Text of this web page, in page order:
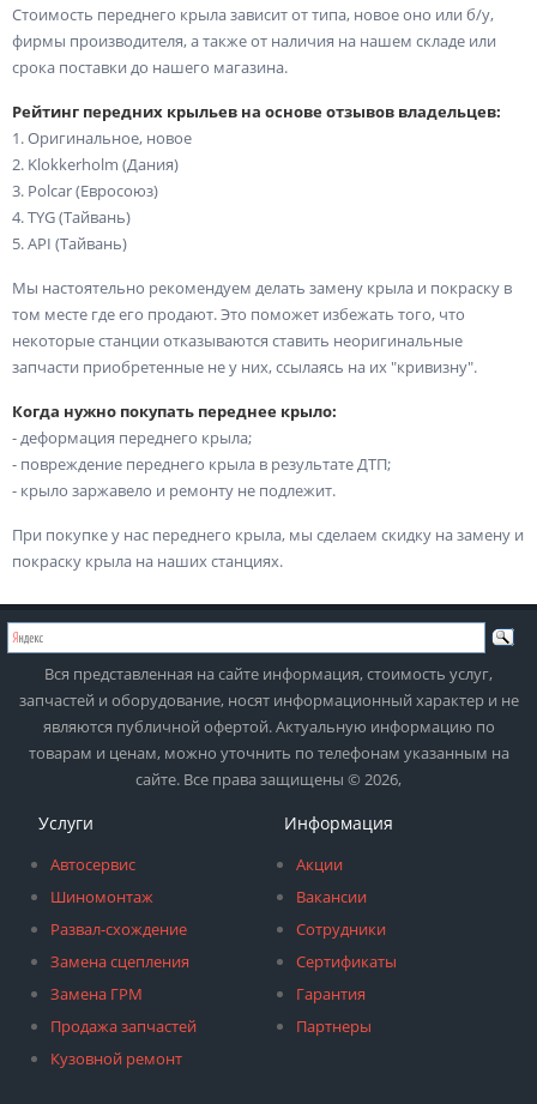
Стоимость переднего крыла зависит от типа, новое оно или б/у,
фирмы производителя, а также от наличия на нашем складе или
срока поставки до нашего магазина.
Рейтинг передних крыльев на основе отзывов владельцев:
1. Оригинальное, новое
2. Klokkerholm (Дания)
3. Polcar (Евросоюз)
4. TYG (Тайвань)
5. API (Тайвань)
Мы настоятельно рекомендуем делать замену крыла и покраску в
том месте где его продают. Это поможет избежать того, что
некоторые станции отказываются ставить неоригинальные
запчасти приобретенные не у них, ссылаясь на их "кривизну".
Когда нужно покупать переднее крыло:
- деформация переднего крыла;
- повреждение переднего крыла в результате ДТП;
- крыло заржавело и ремонту не подлежит.
При покупке у нас переднего крыла, мы сделаем скидку на замену и
покраску крыла на наших станциях.
Вся представленная на сайте информация, стоимость услуг,
запчастей и оборудование, носят информационный характер и не
являются публичной офертой. Актуальную информацию по
товарам и ценам, можно уточнить по телефонам указанным на
сайте. Все права защищены © 2026,
Услуги
Автосервис
Шиномонтаж
Развал-схождение
Замена сцепления
Замена ГРМ
Продажа запчастей
Кузовной ремонт
Информация
Акции
Вакансии
Сотрудники
Сертификаты
Гарантия
Партнеры